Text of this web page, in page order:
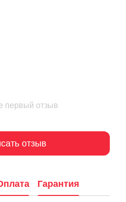
первый отзыв
отзыв
Гарантия